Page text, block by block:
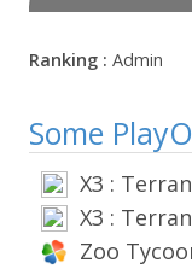
Ranking : Admin
Some
X3 :
X3 :
Zoo